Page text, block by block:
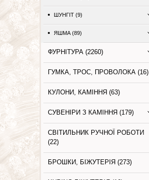
ШУНГІТ (9)
ЯШМА (89)
ФУРНІТУРА (2260)
ГУМКА, ТРОС, ПРОВОЛОКА (16)
КУЛОНИ, КАМІННЯ (63)
СУВЕНІРИ З КАМІННЯ (179)
СВІТИЛЬНИК РУЧНОЇ РОБОТИ
(22)
БРОШКИ, БІЖУТЕРІЯ (273)